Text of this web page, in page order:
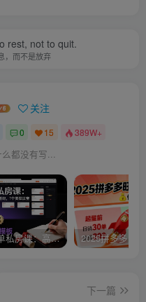
rest, not to quit.
，而不是放弃
关注
0 15 389W+
都没有写...
淘高客单私房课：高客单成交的3个核心基础，1个实操法宝
下一篇